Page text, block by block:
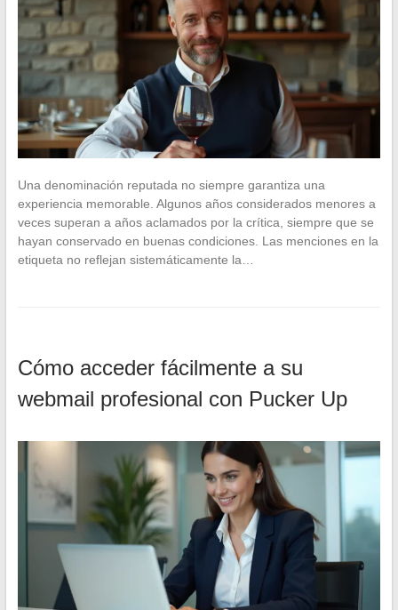
Una denominación reputada no siempre garantiza una
experiencia memorable. Algunos años considerados menores a
veces superan a años aclamados por la crítica, siempre que se
hayan conservado en buenas condiciones. Las menciones en la
etiqueta no reflejan sistemáticamente la…
Cómo acceder fácilmente a su
webmail profesional con Pucker Up